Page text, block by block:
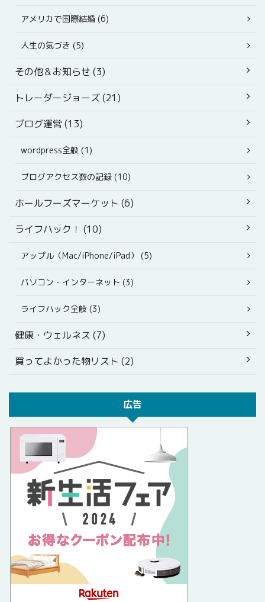
アメリカで国際結婚 (6)
人生の気づき (5)
その他＆お知らせ (3)
トレーダージョーズ (21)
ブログ運営 (13)
wordpress全般 (1)
ブログアクセス数の記録 (10)
ホールフーズマーケット (6)
ライフハック！ (10)
アップル（Mac/iPhone/iPad） (5)
パソコン・インターネット (3)
ライフハック全般 (3)
健康・ウェルネス (7)
買ってよかった物リスト (2)
広告